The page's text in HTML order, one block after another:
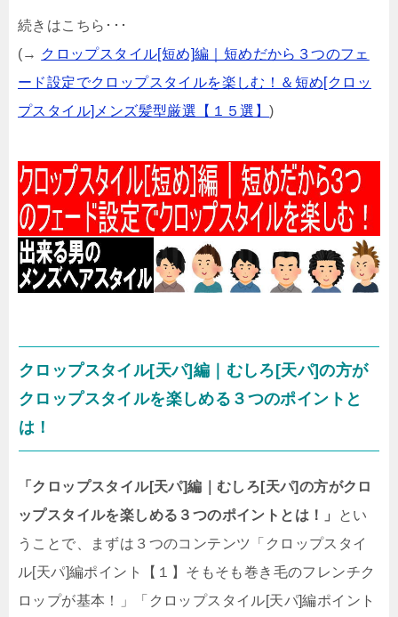
続きはこちら･･･
(→ クロップスタイル[短め]編｜短めだから３つのフェ
ード設定でクロップスタイルを楽しむ！＆短め[クロッ
プスタイル]メンズ髪型厳選【１５選】 )
クロップスタイル[天パ]編｜むしろ[天パ]の方が
クロップスタイルを楽しめる３つのポイントと
は！
「クロップスタイル[天パ]編｜むしろ[天パ]の方がクロ
ップスタイルを楽しめる３つのポイントとは！」
とい
うことで、まずは３つのコンテンツ「クロップスタイ
ル[天パ]編ポイント【１】そもそも巻き毛のフレンチク
ロップが基本！」「クロップスタイル[天パ]編ポイント